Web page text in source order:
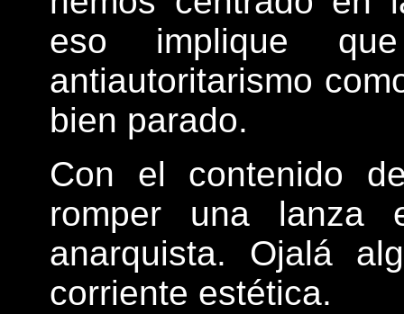
eso implique
antiautoritarismo
bien parado.
Con el contenido
romper una lanza
anarquista. Ojalá
corriente estética.